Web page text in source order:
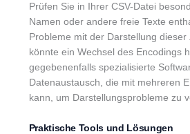
Prüfen Sie in Ihrer CSV-Datei
Namen oder andere freie Texte
Probleme mit der Darstellung dieser
könnte ein Wechsel des Encodings
gegebenenfalls spezialisierte
Datenaustausch, die mit mehreren
kann, um Darstellungsprobleme zu
Praktische Tools und Lösungen